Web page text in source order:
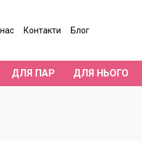
Контакти
Блог
ДЛЯ ПАР ДЛЯ НЬОГО